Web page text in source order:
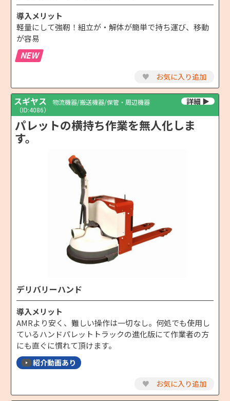
導入メリット
軽量にして強靭！組立が・解体が簡単で持ち運び、移動
が容易
NEW
♥ お気に入り追加
スギヤス
物流機器/搬送機器/保管・周辺機器
（ID:4086）
パレットの横持ち作業を無人化しま
す。
デリバリーハンド
導入メリット
AMRより安く、難しい操作は一切なし。何処でも使用し
ているハンドパレットトラックの進化版にて作業者の方
にも直ぐに慣れて頂けます。
紹介動画あり
♥ お気に入り追加